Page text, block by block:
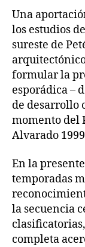
Una
los estudios
sureste de
formular la
esporádica –
de desarrollo
momento del
Alvarado
En la
temporadas
la secuencia
completa